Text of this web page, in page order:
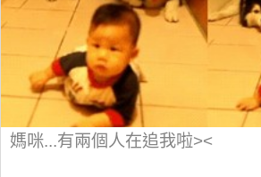
媽咪...有兩個人在追我啦><